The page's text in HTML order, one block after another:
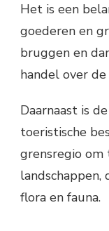
Het is een
goederen en
bruggen en
handel over
Daarnaast is
toeristische
grensregio om
flora en fauna.